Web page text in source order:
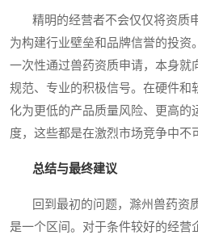
精明的经营者不会仅仅将资质
为构建行业壁垒和品牌信誉的投资
一次性通过兽药资质申请，本身就
规范、专业的积极信号。在硬件和
化为更低的产品质量风险、更高的
度，这些都是在激烈市场竞争中不
总结与最终建议
回到最初的问题，滁州兽药资
是一个区间。对于条件较好的经营